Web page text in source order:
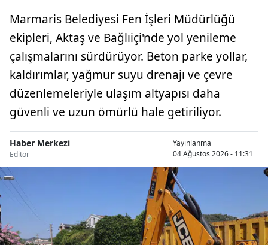
Marmaris Belediyesi Fen İşleri Müdürlüğü
ekipleri, Aktaş ve Bağlıiçi'nde yol yenileme
çalışmalarını sürdürüyor. Beton parke yollar,
kaldırımlar, yağmur suyu drenajı ve çevre
düzenlemeleriyle ulaşım altyapısı daha
güvenli ve uzun ömürlü hale getiriliyor.
Haber Merkezi
Editör
Yayınlanma
04 Ağustos 2026 - 11:31